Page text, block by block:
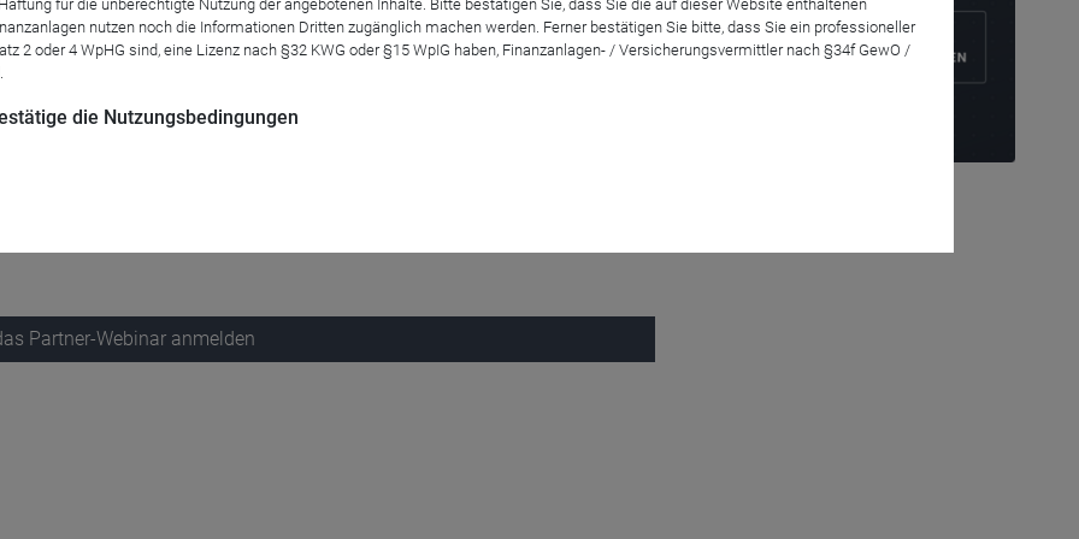
diesem Format.
um den LEADING CITIES INVEST nutzen.
Partner-Webinar anmelden
für die unberechtigte Nutzung der angebotenen Inhalte. Bitte bestätigen Sie, dass Sie die auf dieser Website enthaltenen
nutzen noch die Informationen Dritten zugänglich machen werden. Ferner bestätigen Sie bitte, dass Sie ein professioneller
2 oder 4 WpHG sind, eine Lizenz nach §32 KWG oder §15 WpIG haben, Finanzanlagen- / Versicherungsvermittler nach §34f GewO /
die Nutzungsbedingungen